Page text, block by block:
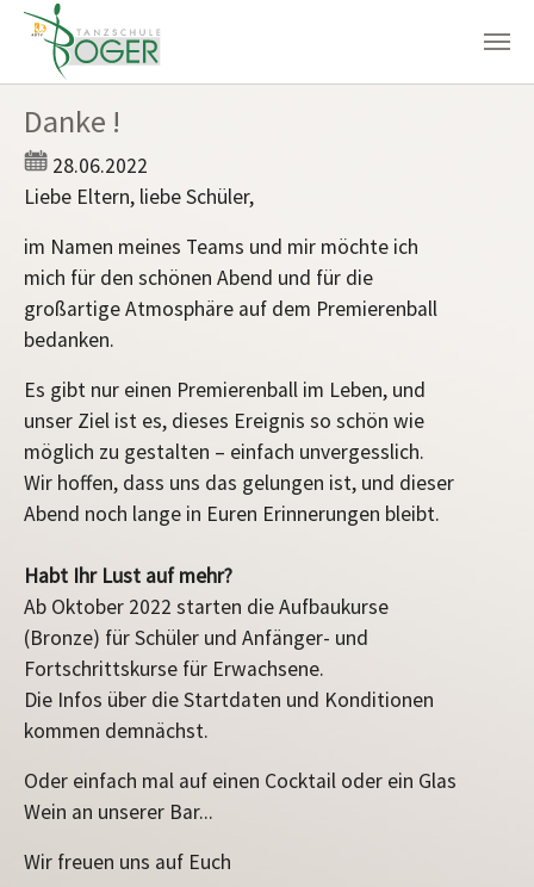
Danke !
28.06.2022
Liebe Eltern, liebe Schüler,
im Namen meines Teams und mir möchte ich
mich für den schönen Abend und für die
großartige Atmosphäre auf dem Premierenball
bedanken.
Es gibt nur einen Premierenball im Leben, und
unser Ziel ist es, dieses Ereignis so schön wie
möglich zu gestalten – einfach unvergesslich.
Wir hoffen, dass uns das gelungen ist, und dieser
Abend noch lange in Euren Erinnerungen bleibt.
Habt Ihr Lust auf mehr?
Ab Oktober 2022 starten die Aufbaukurse
(Bronze) für Schüler und Anfänger- und
Fortschrittskurse für Erwachsene.
Die Infos über die Startdaten und Konditionen
kommen demnächst.
Oder einfach mal auf einen Cocktail oder ein Glas
Wein an unserer Bar...
Wir freuen uns auf Euch